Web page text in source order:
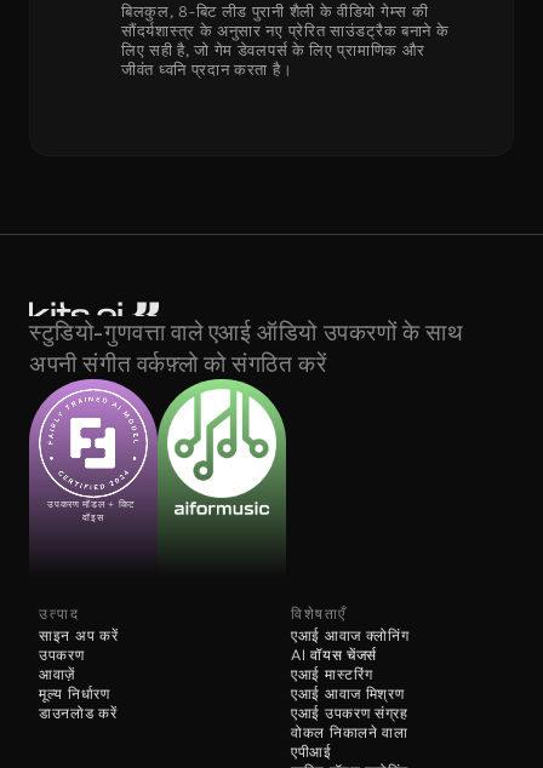
बिलकुल, 8-बिट लीड पुरानी शैली के वीडियो गेम्स की
सौंदर्यशास्त्र के अनुसार नए प्रेरित साउंडट्रैक बनाने के
लिए सही है, जो गेम डेवलपर्स के लिए प्रामाणिक और
जीवंत ध्वनि प्रदान करता है।
स्टुडियो-गुणवत्ता वाले एआई ऑडियो उपकरणों के साथ
अपनी संगीत वर्कफ़्लो को संगठित करें
उपकरण मॉडल + किट
वॉइस
उत्पाद
साइन अप करें
उपकरण
आवाज़ें
मूल्य निर्धारण
डाउनलोड करें
विशेषताएँ
एआई आवाज क्लोनिंग
एआई आवाज मिश्रण
AI वॉयस चेंजर्स
एआई मास्टरिंग
एआई उपकरण संग्रह
वोकल निकालने वाला
एपीआई